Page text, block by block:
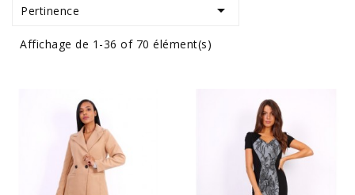
Pertinence 
Affichage de 1-36 of 70 élément(s)